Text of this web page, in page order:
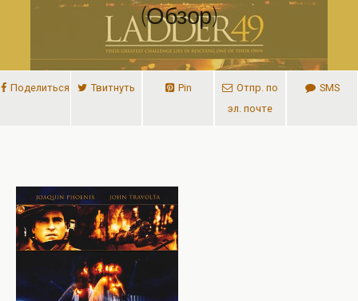
(обзор)
Поделиться Твитнуть Pin
Отпр. по
эл. почте
SMS